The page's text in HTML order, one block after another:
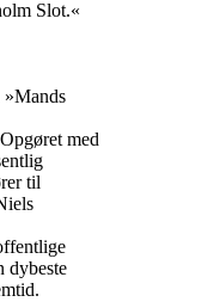
»Mands
med
til
dybeste